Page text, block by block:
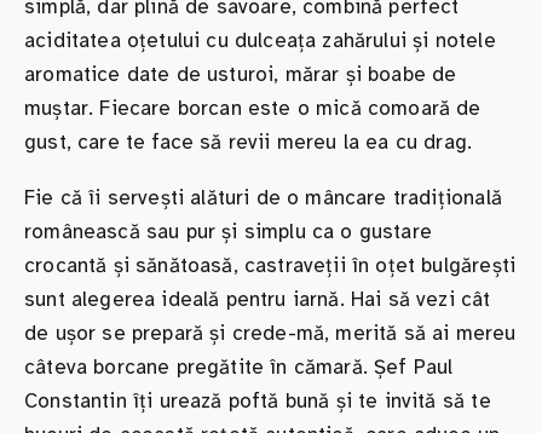
simplă, dar plină de savoare, combină perfect
aciditatea oțetului cu dulceața zahărului și notele
aromatice date de usturoi, mărar și boabe de
muștar. Fiecare borcan este o mică comoară de
gust, care te face să revii mereu la ea cu drag.
Fie că îi servești alături de o mâncare tradițională
românească sau pur și simplu ca o gustare
crocantă și sănătoasă, castraveții în oțet bulgărești
sunt alegerea ideală pentru iarnă. Hai să vezi cât
de ușor se prepară și crede-mă, merită să ai mereu
câteva borcane pregătite în cămară. Șef Paul
Constantin îți urează poftă bună și te invită să te